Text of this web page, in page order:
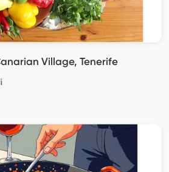
Village, Tenerife